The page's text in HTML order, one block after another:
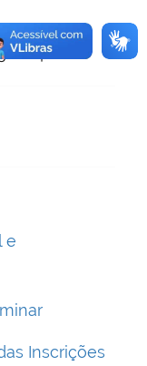
04/2026
e
Inscrições